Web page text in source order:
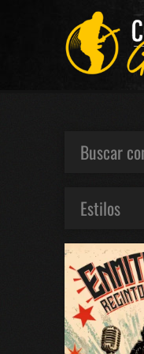
Buscar
Estilos